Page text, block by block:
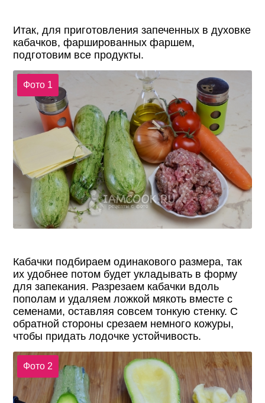
Итак, для приготовления запеченных в духовке
кабачков, фаршированных фаршем,
подготовим все продукты.
Фото 1
Кабачки подбираем одинакового размера, так
их удобнее потом будет укладывать в форму
для запекания. Разрезаем кабачки вдоль
пополам и удаляем ложкой мякоть вместе с
семенами, оставляя совсем тонкую стенку. С
обратной стороны срезаем немного кожуры,
чтобы придать лодочке устойчивость.
Фото 2